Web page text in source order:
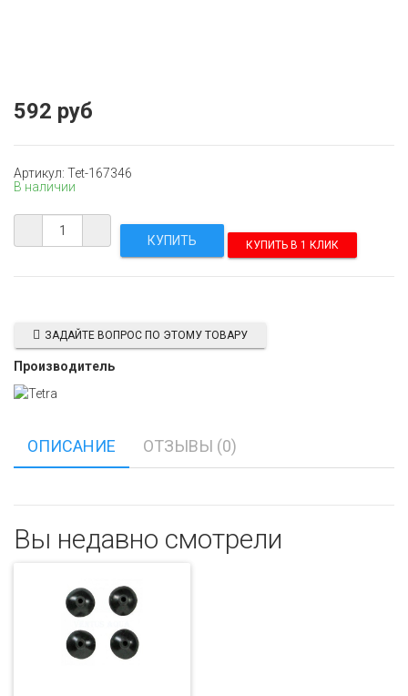
592 руб
Артикул: Tet-167346
В наличии
КУПИТЬ В 1 КЛИК
ЗАДАЙТЕ ВОПРОС ПО ЭТОМУ ТОВАРУ
Производитель
ОПИСАНИЕ ОТЗЫВЫ (0)
Вы недавно смотрели